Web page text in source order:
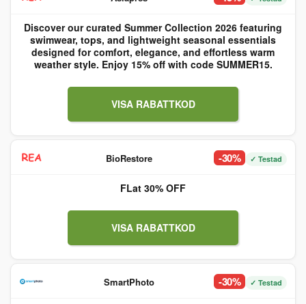
Discover our curated Summer Collection 2026 featuring
swimwear, tops, and lightweight seasonal essentials
designed for comfort, elegance, and effortless warm
weather style. Enjoy 15% off with code SUMMER15.
VISA RABATTKOD
BioRestore -30% ✓ Testad
FLat 30% OFF
VISA RABATTKOD
SmartPhoto -30% ✓ Testad